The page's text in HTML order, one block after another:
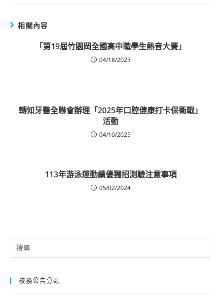
相關內容
「第19屆竹園岡全國高中職學生熱音大賽」
04/18/2023
轉知牙醫全聯會辦理「2025年口腔健康打卡保衛戰」
活動
04/10/2025
113年游泳運動績優獨招測驗注意事項
05/02/2024
Search
for:
校務公告分類